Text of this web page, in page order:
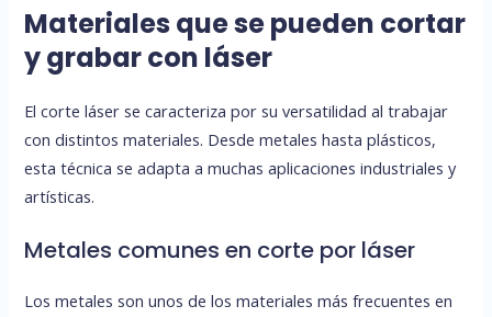
Materiales que se pueden cortar
y grabar con láser
El corte láser se caracteriza por su versatilidad al trabajar
con distintos materiales. Desde metales hasta plásticos,
esta técnica se adapta a muchas aplicaciones industriales y
artísticas.
Metales comunes en corte por láser
Los metales son unos de los materiales más frecuentes en